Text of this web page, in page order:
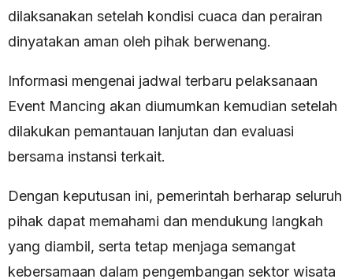
dilaksanakan setelah kondisi cuaca dan perairan
dinyatakan aman oleh pihak berwenang.
Informasi mengenai jadwal terbaru pelaksanaan
Event Mancing akan diumumkan kemudian setelah
dilakukan pemantauan lanjutan dan evaluasi
bersama instansi terkait.
Dengan keputusan ini, pemerintah berharap seluruh
pihak dapat memahami dan mendukung langkah
yang diambil, serta tetap menjaga semangat
kebersamaan dalam pengembangan sektor wisata